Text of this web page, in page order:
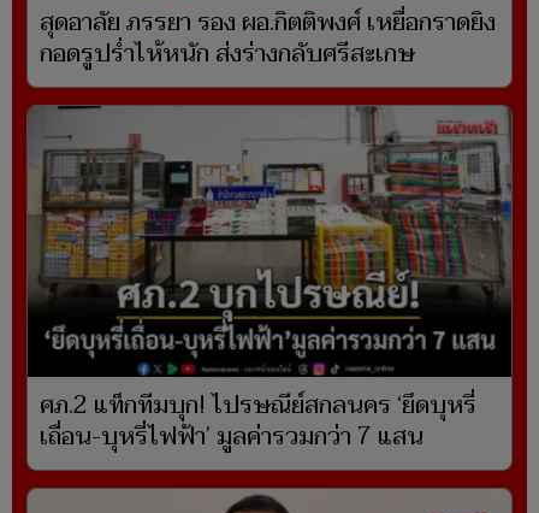
สุดอาลัย ภรรยา รอง ผอ.กิตติพงศ์ เหยื่อกราดยิง
กอดรูปร่ำไห้หนัก ส่งร่างกลับศรีสะเกษ
ศภ.2 แท็กทีมบุก! ไปรษณีย์สกลนคร ‘ยึดบุหรี่
เถื่อน-บุหรี่ไฟฟ้า’ มูลค่ารวมกว่า 7 แสน